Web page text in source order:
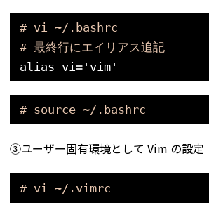
# vi ~/.bashrc
# 最終行にエイリアス追記
alias vi = 'vim'
# source ~/.bashrc
③ユーザー固有環境として Vim の設定
# vi ~/.vimrc